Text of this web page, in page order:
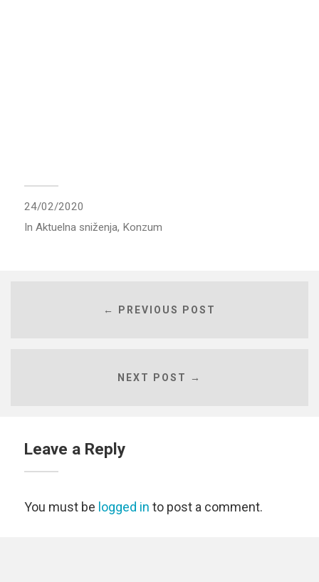
24/02/2020
In Aktuelna sniženja, Konzum
← PREVIOUS POST
NEXT POST →
Leave a Reply
You must be logged in to post a comment.